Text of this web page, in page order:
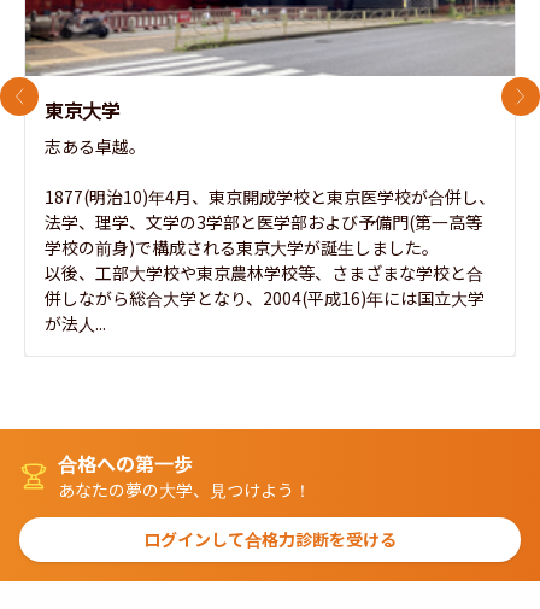
東京大学
志ある卓越。
1877(明治10)年4月、東京開成学校と東京医学校が合併し、
法学、理学、文学の3学部と医学部および予備門(第一高等
学校の前身)で構成される東京大学が誕生しました。
以後、工部大学校や東京農林学校等、さまざまな学校と合
併しながら総合大学となり、2004(平成16)年には国立大学
が法人...
前のスライド 次
合格への第一歩
あなたの夢の大学、見つけよう！
ログインして合格力診断を受ける